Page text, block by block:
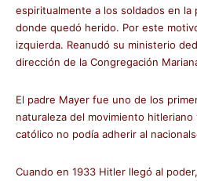
espiritualmente a los soldados en la
donde quedó herido. Por este
izquierda. Reanudó su ministerio
dirección de la Congregación
El padre Mayer fue uno de los
naturaleza del movimiento
católico no podía adherir al
Cuando en 1933 Hitler llegó al